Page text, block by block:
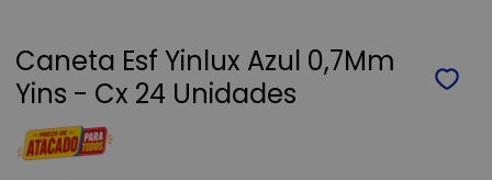
Caneta Esf Yinlux Azul 0,7Mm
Yins - Cx 24 Unidades